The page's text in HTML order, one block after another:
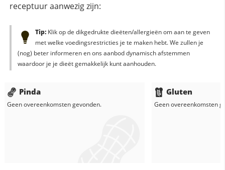
receptuur aanwezig zijn:
Tip:Klik op de dikgedrukte dieëten/allergieën om aan te geven
met welke voedingsrestricties je te maken hebt. We zullen je
(nog) beter informeren en ons aanbod dynamisch afstemmen
waardoor je je dieët gemakkelijk kunt aanhouden.
Pinda
Geen overeenkomsten gevonden.
Gluten
Geen overeenkomsten